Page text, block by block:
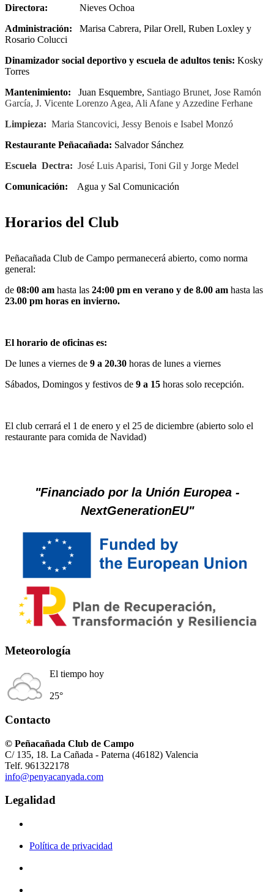
Directora:
Nieves Ochoa
Administración: Marisa Cabrera, Pilar Orell, Ruben Loxley y
Rosario Colucci
Dinamizador social deportivo y escuela de adultos tenis: Kosky
Torres
Mantenimiento: Juan Esquembre, Santiago Brunet, Jose Ramón
García, J. Vicente Lorenzo Agea, Ali Afane y Azzedine Ferhane
Limpieza: Maria Stancovici, Jessy Benois e Isabel Monzó
Restaurante Peñacañada: Salvador Sánchez
Escuela Dectra: José Luis Aparisi, Toni Gil y Jorge Medel
Comunicación: Agua y Sal Comunicación
Horarios del Club
Peñacañada Club de Campo permanecerá abierto, como norma
general:
de 08:00 am hasta las 24:00 pm en verano y de 8.00 am hasta las
23.00 pm horas en invierno.
El horario de oficinas es:
De lunes a viernes de 9 a 20.30 horas de lunes a viernes
Sábados, Domingos y festivos de 9 a 15 horas solo recepción.
El club cerrará el 1 de enero y el 25 de diciembre (abierto solo el
restaurante para comida de Navidad)
"Financiado por la Unión Europea -
NextGenerationEU"
Meteorología
El tiempo hoy
25°
Contacto
© Peñacañada Club de Campo
C/ 135, 18. La Cañada - Paterna (46182) Valencia
Telf. 961322178
info@penyacanyada.com
Legalidad
Política de privacidad